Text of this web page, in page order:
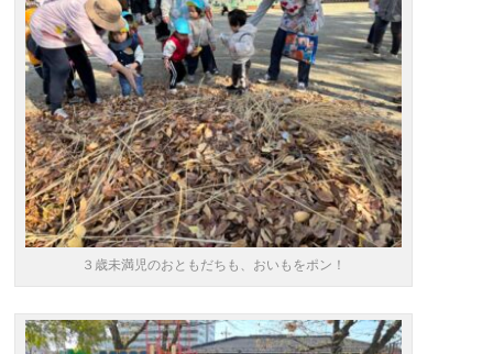
３歳未満児のおともだちも、おいもをポン！